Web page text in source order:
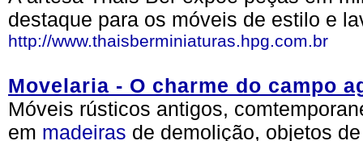
destaque para os móveis de estilo e
http://www.thaisberminiaturas.hpg.com.br
Movelaria - O charme do campo
Móveis rústicos antigos,
em madeiras de demolição, objetos